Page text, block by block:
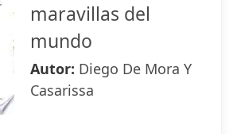
maravillas del
mundo
Autor: Diego De Mora Y
Casarissa